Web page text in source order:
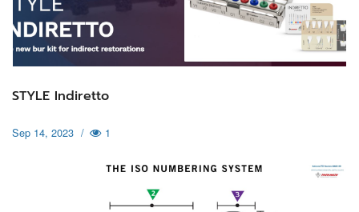
STYLE Indiretto
Sep 14, 2023 / 1